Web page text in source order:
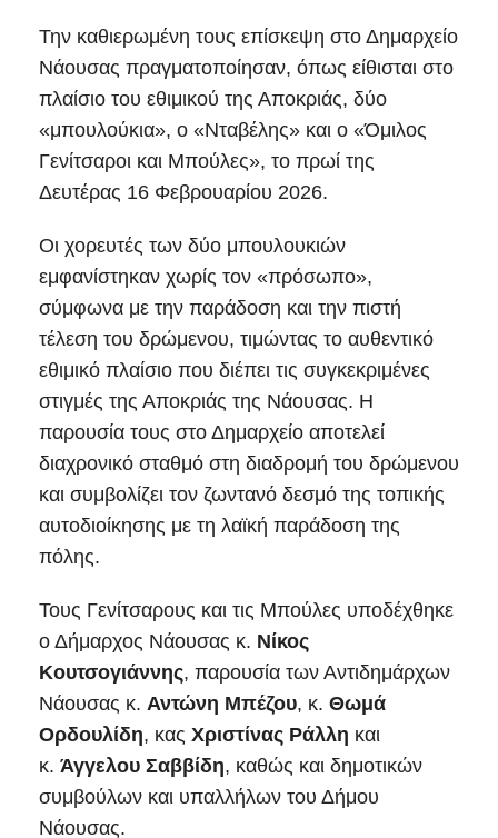
Την καθιερωμένη τους επίσκεψη στο Δημαρχείο
Νάουσας πραγματοποίησαν, όπως είθισται στο
πλαίσιο του εθιμικού της Αποκριάς, δύο
«μπουλούκια», ο «Νταβέλης» και ο «Όμιλος
Γενίτσαροι και Μπούλες», το πρωί της
Δευτέρας 16 Φεβρουαρίου 2026.
Οι χορευτές των δύο μπουλουκιών
εμφανίστηκαν χωρίς τον «πρόσωπο»,
σύμφωνα με την παράδοση και την πιστή
τέλεση του δρώμενου, τιμώντας το αυθεντικό
εθιμικό πλαίσιο που διέπει τις συγκεκριμένες
στιγμές της Αποκριάς της Νάουσας. Η
παρουσία τους στο Δημαρχείο αποτελεί
διαχρονικό σταθμό στη διαδρομή του δρώμενου
και συμβολίζει τον ζωντανό δεσμό της τοπικής
αυτοδιοίκησης με τη λαϊκή παράδοση της
πόλης.
Τους Γενίτσαρους και τις Μπούλες υποδέχθηκε
ο Δήμαρχος Νάουσας κ. Νίκος
Κουτσογιάννης, παρουσία των Αντιδημάρχων
Νάουσας κ. Αντώνη Μπέζου, κ. Θωμά
Ορδουλίδη, κας Χριστίνας Ράλλη και
κ. Άγγελου Σαββίδη, καθώς και δημοτικών
συμβούλων και υπαλλήλων του Δήμου
Νάουσας.